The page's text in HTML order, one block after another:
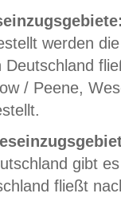
werden
Deutschland
/ Peene,
gibt
fließt